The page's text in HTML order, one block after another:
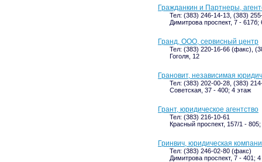
Гражданкин и Партнеры,
Тел: (383) 246-14-13, (383)
Димитрова проспект, 7 - 617б;
Гранд, ООО, сервисный центр
Тел: (383) 220-16-66 (факс),
Гоголя, 12
Грановит, независимая
Тел: (383) 202-00-28, (383)
Советская, 37 - 400; 4 этаж
Грант, юридическое агентство
Тел: (383) 216-10-61
Красный проспект, 157/1 -
Гринвич, юридическая
Тел: (383) 246-02-80 (факс)
Димитрова проспект, 7 - 401;